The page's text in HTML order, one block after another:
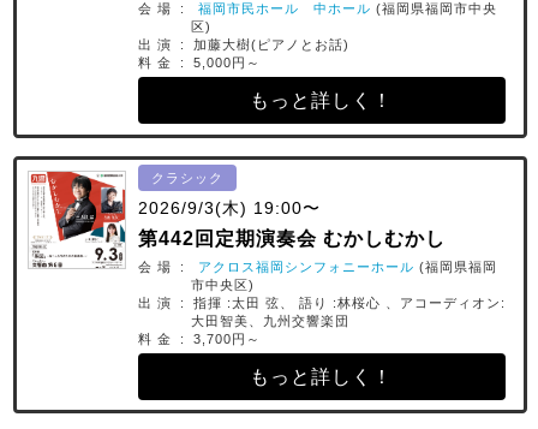
会 場 : 福岡市民ホール 中ホール (福岡県福岡市中央
区)
出 演 : 加藤大樹(ピアノとお話)
料 金 : 5,000円～
もっと詳しく！
クラシック
2026/9/3(木) 19:00〜
第442回定期演奏会 むかしむかし
会 場 : アクロス福岡シンフォニーホール (福岡県福岡
市中央区)
出 演 : 指揮 :太田 弦、 語り :林桜心 、アコーディオン:
大田智美、九州交響楽団
料 金 : 3,700円～
もっと詳しく！